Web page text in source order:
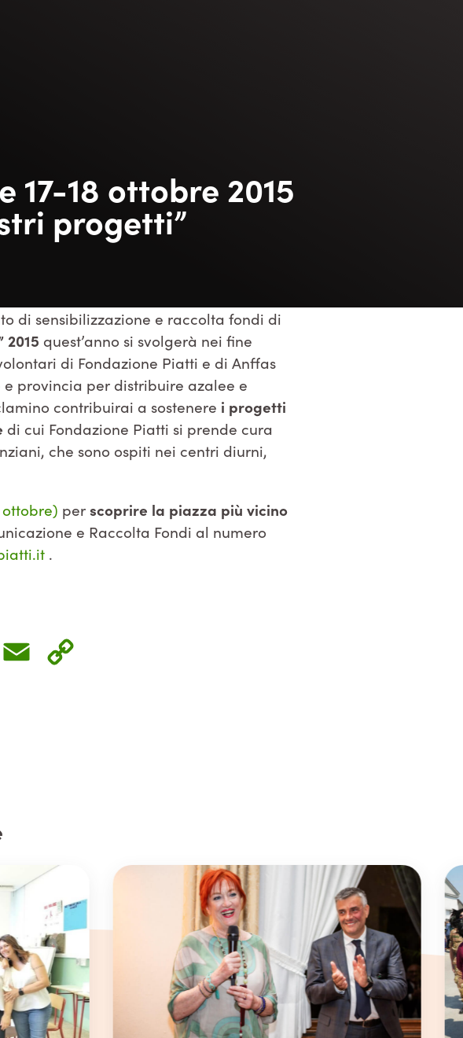
17-18 ottobre 2015
progetti”
di sensibilizzazione e raccolta fondi di
2015 quest’anno si svolgerà nei fine
di Fondazione Piatti e di Anffas
provincia per distribuire azalee e
contribuirai a sostenere i progetti
di cui Fondazione Piatti si prende cura
che sono ospiti nei centri diurni,
perscoprire la piazza più vicino
e Raccolta Fondi al numero
.
WhatsApp
Email